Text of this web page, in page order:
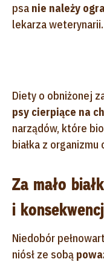
psa nie należy
lekarza weterynarii.
Diety o obniżonej
psy cierpiące na
narządów, które
białka z organizmu
Za mało
i
Niedobór
niósł ze sobą